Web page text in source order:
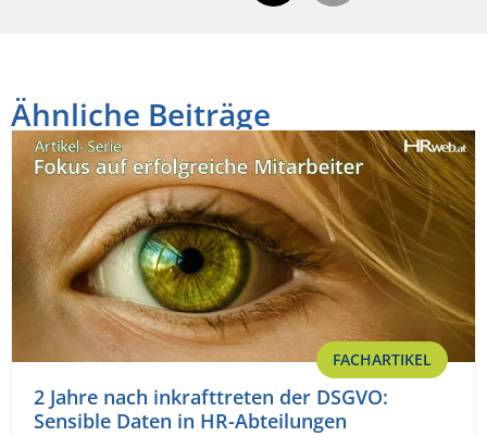
Ähnliche Beiträge
FACHARTIKEL
2 Jahre nach inkrafttreten der DSGVO:
Sensible Daten in HR-Abteilungen